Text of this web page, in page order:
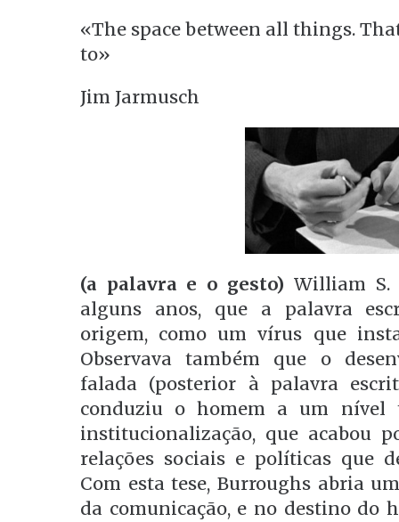
«The space between all things.
to»
Jim Jarmusch
(a palavra e o gesto) William S.
alguns anos, que a palavra
origem, como um vírus que
Observava também que o
falada (posterior à palavra
conduziu o homem a um nível
institucionalização, que acabou
relações sociais e políticas que
Com esta tese, Burroughs abria
da comunicação, e no destino do